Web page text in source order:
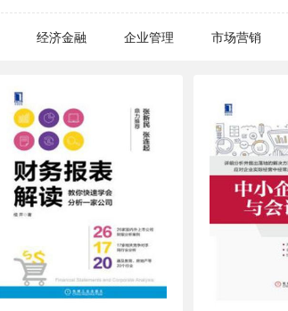
经济金融 企业管理 市场营销